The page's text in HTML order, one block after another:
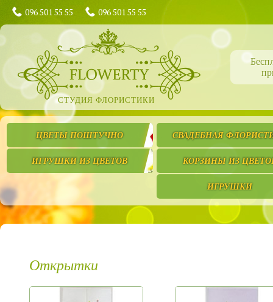
096 501 55 55 096 501 55 55
СТУДИЯ ФЛОРИСТИКИ
ЦВЕТЫ ПОШТУЧНО СВАДЕБНАЯ
ИГРУШКИ ИЗ ЦВЕТОВ КОРЗИНЫ ИЗ
ИГРУШКИ
Открытки